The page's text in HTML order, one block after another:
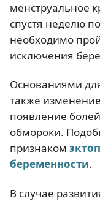
менструальное
спустя неделю
необходимо
исключения
Основаниями
также
появление
обмороки.
признаком
беременности.
В случае